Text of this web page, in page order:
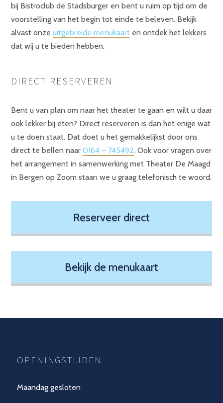
bij Bistroclub de Stadsburger en bent u ruim op tijd om de
voorstelling van het begin tot einde te beleven. Bekijk
alvast onze uitgebreide menukaart en ontdek het lekkers
dat wij u te bieden hebben.
DIRECT RESERVEREN
Bent u van plan om naar het theater te gaan en wilt u daar
ook lekker bij eten? Direct reserveren is dan het enige wat
u te doen staat. Dat doet u het gemakkelijkst door ons
direct te bellen naar 0164 – 745492. Ook voor vragen over
het arrangement in samenwerking met Theater De Maagd
in Bergen op Zoom staan we u graag telefonisch te woord.
Reserveer direct
Bekijk de menukaart
OPENINGSTIJDEN
Maandag gesloten